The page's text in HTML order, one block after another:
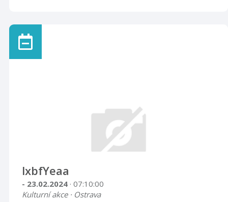
lxbfYeaa
- 23.02.2024 · 07:10:00
Kulturní akce · Ostrava